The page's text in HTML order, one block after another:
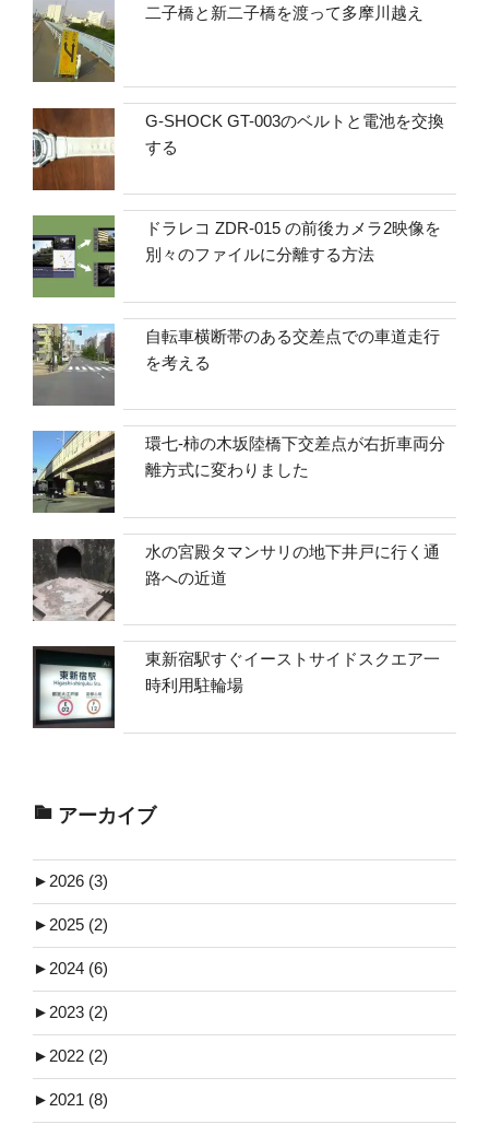
二子橋と新二子橋を渡って多摩川越え
G-SHOCK GT-003のベルトと電池を交換
する
ドラレコ ZDR-015 の前後カメラ2映像を
別々のファイルに分離する方法
自転車横断帯のある交差点での車道走行
を考える
環七-柿の木坂陸橋下交差点が右折車両分
離方式に変わりました
水の宮殿タマンサリの地下井戸に行く通
路への近道
東新宿駅すぐイーストサイドスクエア一
時利用駐輪場
アーカイブ
► 2026 (3)
► 2025 (2)
► 2024 (6)
► 2023 (2)
► 2022 (2)
► 2021 (8)